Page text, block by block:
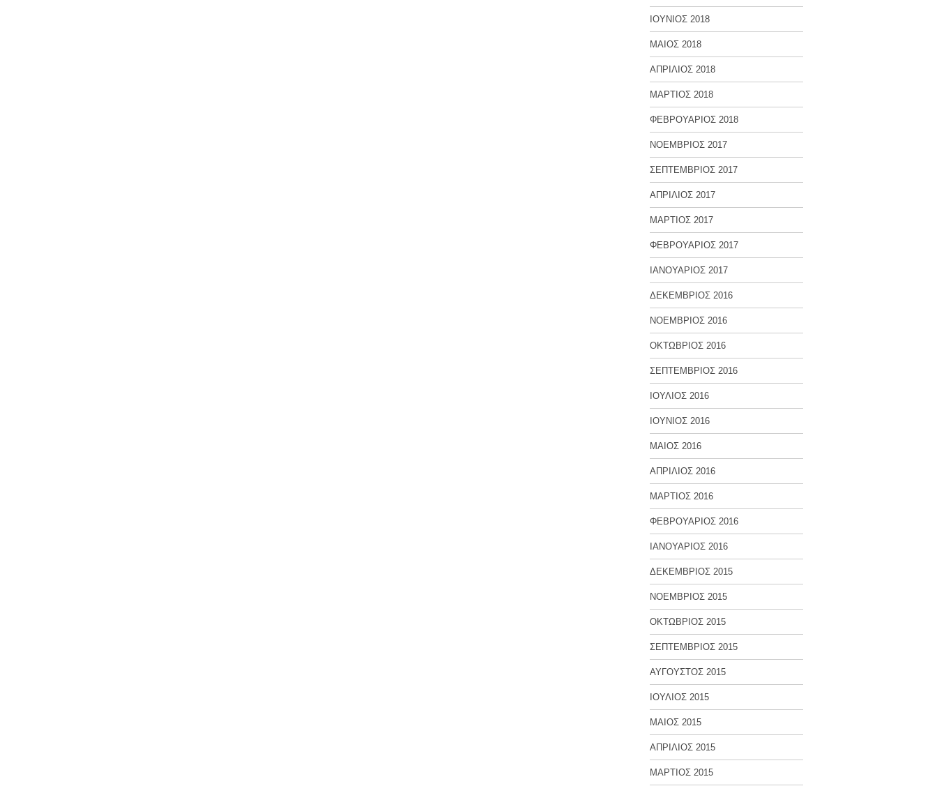
ΙΟΥΝΙΟΣ 2018
ΜΑΙΟΣ 2018
ΑΠΡΙΛΙΟΣ 2018
ΜΑΡΤΙΟΣ 2018
ΦΕΒΡΟΥΑΡΙΟΣ 2018
ΝΟΕΜΒΡΙΟΣ 2017
ΣΕΠΤΕΜΒΡΙΟΣ 2017
ΑΠΡΙΛΙΟΣ 2017
ΜΑΡΤΙΟΣ 2017
ΦΕΒΡΟΥΑΡΙΟΣ 2017
ΙΑΝΟΥΑΡΙΟΣ 2017
ΔΕΚΕΜΒΡΙΟΣ 2016
ΝΟΕΜΒΡΙΟΣ 2016
ΟΚΤΩΒΡΙΟΣ 2016
ΣΕΠΤΕΜΒΡΙΟΣ 2016
ΙΟΥΛΙΟΣ 2016
ΙΟΥΝΙΟΣ 2016
ΜΑΙΟΣ 2016
ΑΠΡΙΛΙΟΣ 2016
ΜΑΡΤΙΟΣ 2016
ΦΕΒΡΟΥΑΡΙΟΣ 2016
ΙΑΝΟΥΑΡΙΟΣ 2016
ΔΕΚΕΜΒΡΙΟΣ 2015
ΝΟΕΜΒΡΙΟΣ 2015
ΟΚΤΩΒΡΙΟΣ 2015
ΣΕΠΤΕΜΒΡΙΟΣ 2015
ΑΥΓΟΥΣΤΟΣ 2015
ΙΟΥΛΙΟΣ 2015
ΜΑΙΟΣ 2015
ΑΠΡΙΛΙΟΣ 2015
ΜΑΡΤΙΟΣ 2015